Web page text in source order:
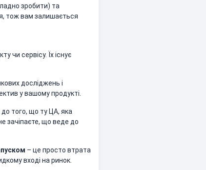
зробити) та
тож вам залишається
чи сервісу. Їх існує
досліджень і
у вашому продукті.
того, що ту ЦА, яка
зачіпаєте, що веде до
– це просто втрата
вході на ринок.